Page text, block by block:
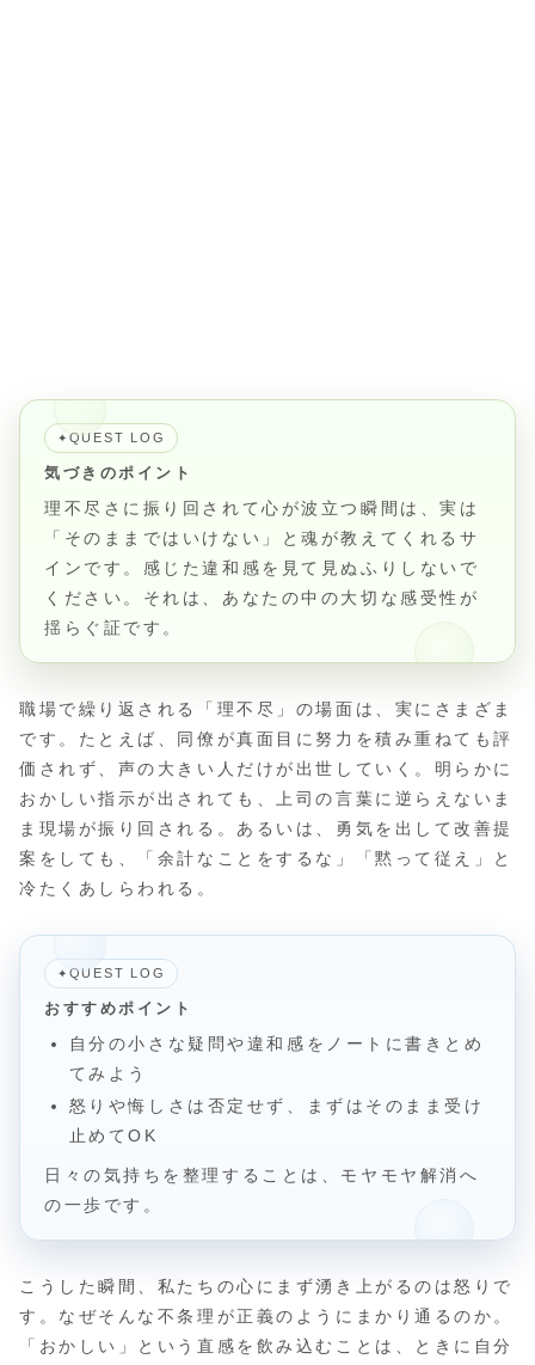
✦ QUEST LOG
気づきのポイント
理不尽さに振り回されて心が波立つ瞬間は、実は
「そのままではいけない」と魂が教えてくれるサ
インです。感じた違和感を見て見ぬふりしないで
ください。それは、あなたの中の大切な感受性が
揺らぐ証です。
職場で繰り返される「理不尽」の場面は、実にさまざま
です。たとえば、同僚が真面目に努力を積み重ねても評
価されず、声の大きい人だけが出世していく。明らかに
おかしい指示が出されても、上司の言葉に逆らえないま
ま現場が振り回される。あるいは、勇気を出して改善提
案をしても、「余計なことをするな」「黙って従え」と
冷たくあしらわれる。
✦ QUEST LOG
おすすめポイント
自分の小さな疑問や違和感をノートに書きとめ
てみよう
怒りや悔しさは否定せず、まずはそのまま受け
止めてOK
日々の気持ちを整理することは、モヤモヤ解消へ
の一歩です。
こうした瞬間、私たちの心にまず湧き上がるのは怒りで
す。なぜそんな不条理が正義のようにまかり通るのか。
「おかしい」という直感を飲み込むことは、ときに自分